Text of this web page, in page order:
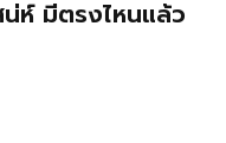
ห์ มีตรงไหนแล้ว